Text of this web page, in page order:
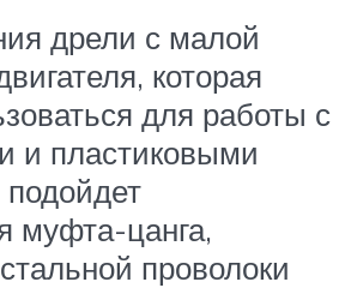
дрели с малой
которая
для работы с
и пластиковыми
подойдет
муфта-цанга,
проволоки